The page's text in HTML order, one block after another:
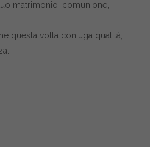
matrimonio, comunione,
questa volta coniuga qualità,